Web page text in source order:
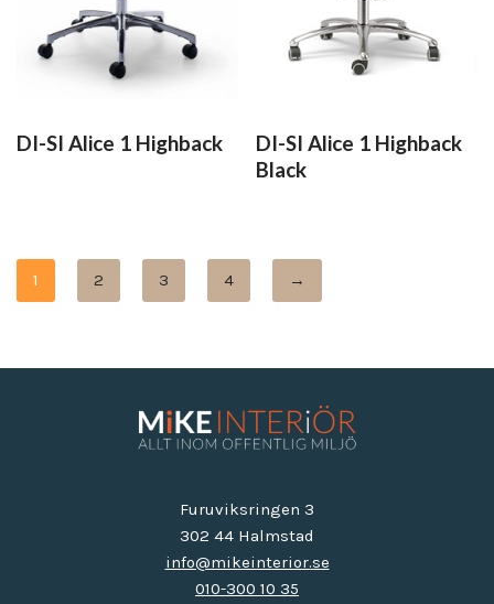
DI-SI Alice 1 Highback
DI-SI Alice 1 Highback
Black
1 2 3 4 →
Furuviksringen 3
302 44 Halmstad
info@mikeinterior.se
010-300 10 35